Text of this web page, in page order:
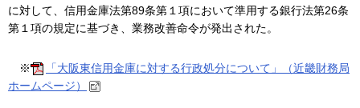
に対して、信用金庫法第89条第１項において準用する銀行法第26条
第１項の規定に基づき、業務改善命令が発出された。
※
「大阪東信用金庫に対する行政処分について」（近畿財務局
ホームページ）